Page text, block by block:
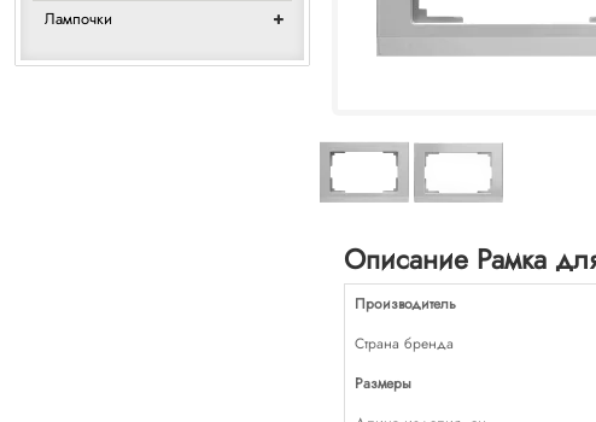
Лампочки
Описание Рамка
Производитель
Страна бренда
Размеры